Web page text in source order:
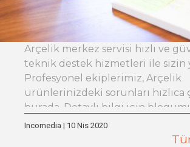
Arçelik merkez servisi hızlı ve
teknik destek hizmetleri ile sizin
Profesyonel ekiplerimiz, Arçelik
ürünlerinizdeki sorunları hızlıca
burada. Detaylı bilgi için
edin!
Incomedia | 10 Nis 2020